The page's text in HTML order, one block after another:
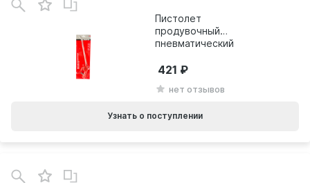
Пистолет
продувочный
пневматический
нет отзывов
421
Узнать о поступлении